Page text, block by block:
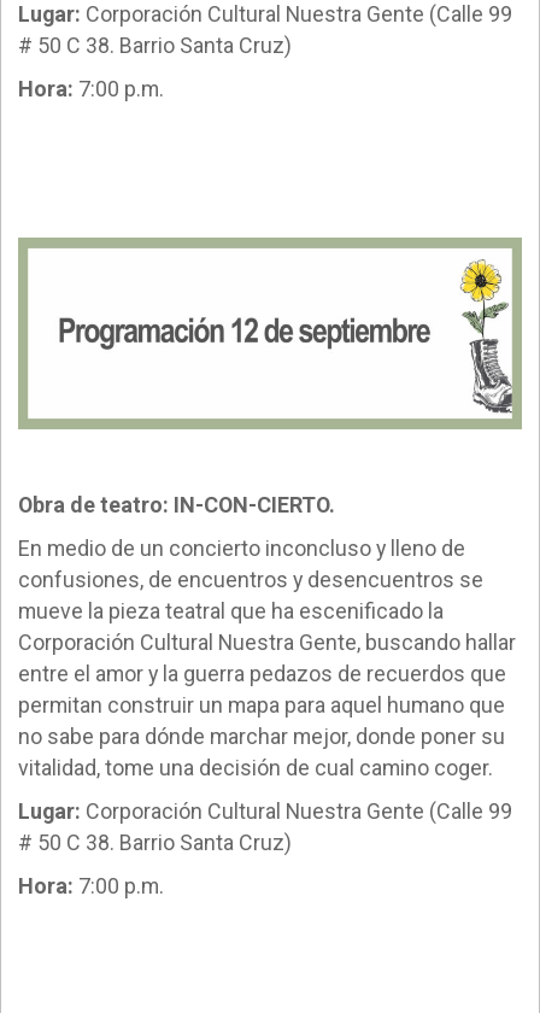
Lugar: Corporación Cultural Nuestra Gente (Calle 99
# 50 C 38. Barrio Santa Cruz)
Hora: 7:00 p.m.
Obra de teatro: IN-CON-CIERTO.
En medio de un concierto inconcluso y lleno de
confusiones, de encuentros y desencuentros se
mueve la pieza teatral que ha escenificado la
Corporación Cultural Nuestra Gente, buscando hallar
entre el amor y la guerra pedazos de recuerdos que
permitan construir un mapa para aquel humano que
no sabe para dónde marchar mejor, donde poner su
vitalidad, tome una decisión de cual camino coger.
Lugar: Corporación Cultural Nuestra Gente (Calle 99
# 50 C 38. Barrio Santa Cruz)
Hora: 7:00 p.m.